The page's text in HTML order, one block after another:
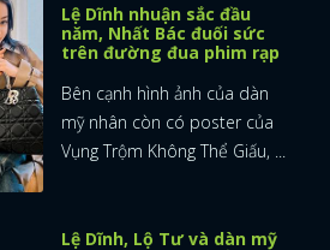
Lệ Dĩnh nhuận sắc đầu
năm, Nhất Bác đuối sức
trên đường đua phim rạp
Bên cạnh hình ảnh của dàn
mỹ nhân còn có poster của
Vụng Trộm Không Thể Giấu, ...
Lệ Dĩnh, Lộ Tư và dàn mỹ